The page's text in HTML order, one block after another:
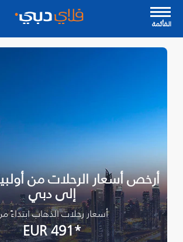
القأئمة
أرخص أسعار الرحلات من
إلى دبي
أسعار رحلات الذهاب ابتداءً
*EUR 491